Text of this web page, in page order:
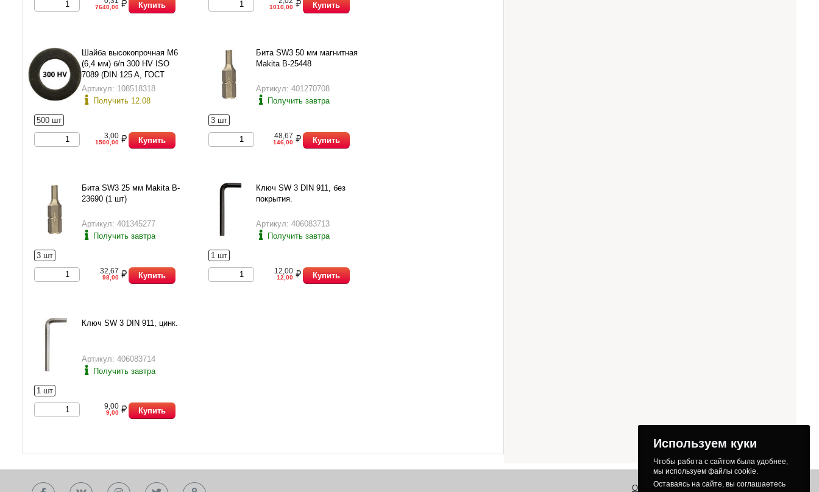
7640,00 Купить 1010,00 Купить
Шайба высокопрочная М6
(6,4 мм) б/п 300 HV ISO
7089 (DIN 125 A, ГОСТ
11371-78 исп.1)
Артикул: 108518318
Получить 12.08
500 шт
3,00
1500,00 Купить
Бита SW3 50 мм магнитная
Makita B-25448
Артикул: 401270708
Получить завтра
3 шт
48,67
146,00 Купить
Бита SW3 25 мм Makita B-
23690 (1 шт)
Артикул: 401345277
Получить завтра
3 шт
32,67
98,00 Купить
Ключ SW 3 DIN 911, без
покрытия.
Артикул: 406083713
Получить завтра
1 шт
12,00
12,00 Купить
Ключ SW 3 DIN 911, цинк.
Артикул: 406083714
Получить завтра
1 шт
9,00
9,00 Купить
О нас Заказ Как получить товар
Используем куки
Чтобы работа с сайтом была удобнее,
мы используем файлы cookie.
Оставаясь на сайте, вы соглашаетесь